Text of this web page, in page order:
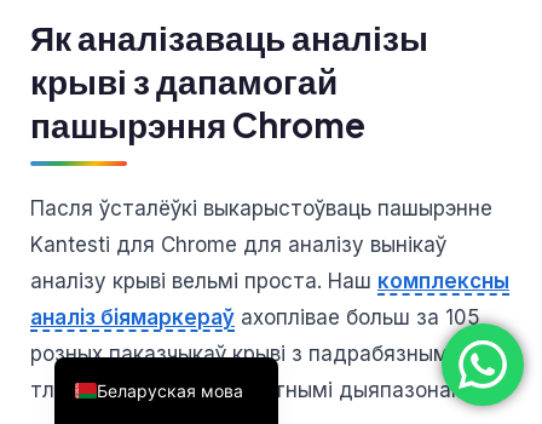
Як аналізаваць аналізы
крыві з дапамогай
пашырэння Chrome
Пасля ўсталёўкі выкарыстоўваць пашырэнне
Kantesti для Chrome для аналізу вынікаў
аналізу крыві вельмі проста. Наш комплексны
аналіз біямаркераў ахоплівае больш за 105
розных паказчыкаў крыві з падрабязнымі
тлумачэннямі і рэферэнтнымі дыяпазонамі.
Беларуская мова
English
Deutsch
Italiano
Português
Ελληνικά